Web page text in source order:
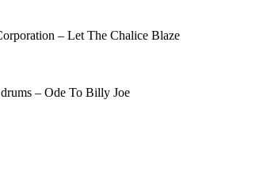
– Let The Chalice Blaze
– Ode To Billy Joe